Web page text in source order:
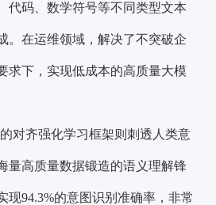
代码、数学符号等不同类型文本
。在运维领域，解决了不突破企
求下，实现低成本的高质量大模
的对齐强化学习框架则刺透人类意
量高质量数据锻造的语义理解锋
现94.3%的意图识别准确率，非常